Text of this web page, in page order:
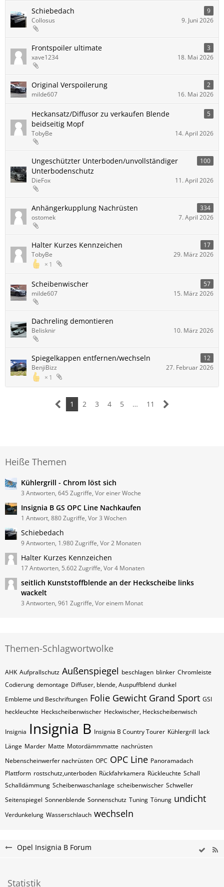
Schiebedach
9
Collosus
9. Juni 2026
Frontspoiler ultimate
3
xave1234
18. Mai 2026
Original Verspoilerung
2
milde607
16. Mai 2026
Heckansatz/Diffusor zu verkaufen Blende
beidseitig Mopf
5
TobyBe 14. April 2026
Ungeschützter Unterboden/unvollständiger
Unterbodenschutz
100
DieFox 11. April 2026
Anhängerkupplung Nachrüsten
334
ostomek
7. April 2026
Halter Kurzes Kennzeichen 17
1
TobyBe 29. März 2026
Scheibenwischer
57
milde607
15. März 2026
Dachreling demontieren
Belisknir 10. März 2026
Spiegelkappen entfernen/wechseln 12
1
BenjiBizz 27. Februar 2026
1 2 3 4 5 … 11
Heiße Themen
Kühlergrill - Chrom löst sich
3 Antworten, 645 Zugriffe, Vor einer Woche
Insignia B GS OPC Line Nachkaufen
1 Antwort, 880 Zugriffe, Vor 3 Wochen
Schiebedach
9 Antworten, 1.980 Zugriffe, Vor 2 Monaten
Halter Kurzes Kennzeichen
17 Antworten, 5.602 Zugriffe, Vor 4 Monaten
seitlich Kunststoffblende an der Heckscheibe links
wackelt
3 Antworten, 961 Zugriffe, Vor einem Monat
Themen-Schlagwortwolke
AHK Aufprallschutz Außenspiegel beschlagen blinker Chromleiste
Codierung demontage Diffuser, blende, Auspuffblend dunkel
Embleme und Beschriftungen Folie Gewicht Grand Sport GSI
heckleuchte Heckscheibenwischer Heckwischer, Heckscheibenwisch
Insignia Insignia B Insignia B Country Tourer Kühlergrill lack
Länge Marder Matte Motordämmmatte nachrüsten
Nebenscheinwerfer nachrüsten OPC OPC Line Panoramadach
Plattform rostschutz,unterboden Rückfahrkamera Rückleuchte Schall
Schalldämmung Scheibenwaschanlage scheibenwischer Schweller
Seitenspiegel Sonnenblende Sonnenschutz Tuning Tönung undicht
Verdunkelung Wasserschlauch wechseln
Opel Insignia B Forum
Statistik